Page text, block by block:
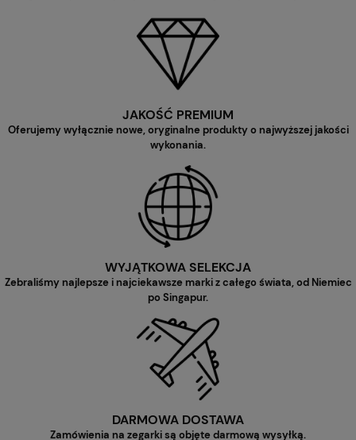
JAKOŚĆ PREMIUM
Oferujemy wyłącznie nowe, oryginalne produkty o najwyższej jakości
wykonania.
WYJĄTKOWA SELEKCJA
Zebraliśmy najlepsze i najciekawsze marki z całego świata, od Niemiec
po Singapur.
DARMOWA DOSTAWA
Zamówienia na zegarki są objęte darmową wysyłką.